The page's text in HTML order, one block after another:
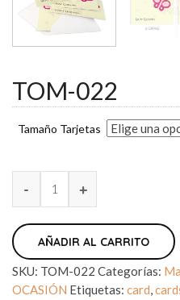
TOM-022
Tamaño Tarjetas
AÑADIR AL CARRITO
SKU: TOM-022 Categorías:
OCASIÓN Etiquetas: card,